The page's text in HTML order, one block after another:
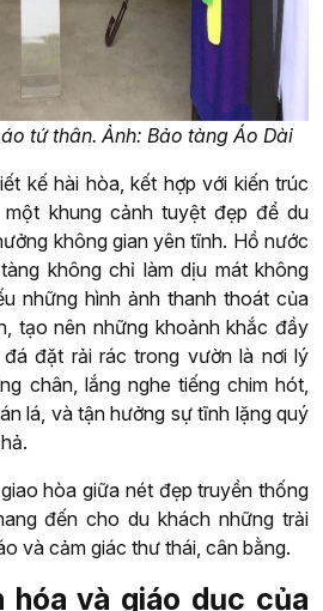
tứ thân. Ảnh: Bảo tàng Áo Dài
kế hài hòa, kết hợp với kiến trúc
khung cảnh tuyệt đẹp để du
không gian yên tĩnh. Hồ nước
không chỉ làm dịu mát không
những hình ảnh thanh thoát của
tạo nên những khoảnh khắc đầy
đặt rải rác trong vườn là nơi lý
chân, lắng nghe tiếng chim hót,
lá, và tận hưởng sự tĩnh lặng quý
hòa giữa nét đẹp truyền thống
đến cho du khách những trải
và cảm giác thư thái, cân bằng.
hóa và giáo dục của